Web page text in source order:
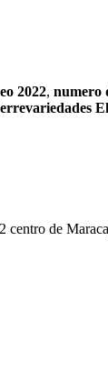
2022, numero
centro de